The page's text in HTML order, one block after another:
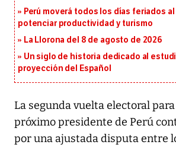
Perú moverá todos los días feriados
potenciar productividad y turismo
La Llorona del 8 de agosto de 2026
Un siglo de historia dedicado al
proyección del Español
La segunda vuelta electoral
próximo presidente de Perú
por una ajustada disputa entre